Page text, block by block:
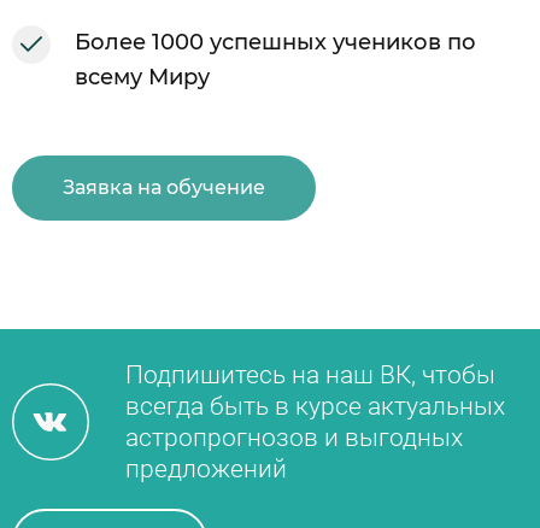
Более 1000 успешных учеников по
всему Миру
Заявка на обучение
Подпишитесь на наш ВК, чтобы
всегда быть в курсе актуальных
астропрогнозов и выгодных
предложений